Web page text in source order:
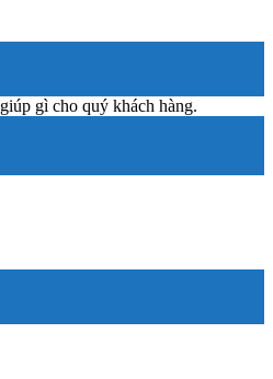
gì cho quý khách hàng.